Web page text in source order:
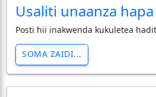
Usaliti unaanza hapa
Posti hii inakwenda kukuletea
SOMA ZAIDI...